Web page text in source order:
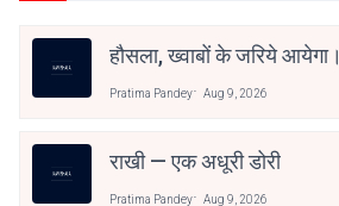
हौसला, ख्वाबों के जरिये आयेगा।
Pratima Pandey Aug 9, 2026
राखी — एक अधूरी डोरी
Pratima Pandey Aug 9, 2026